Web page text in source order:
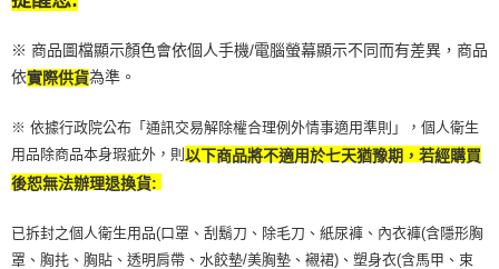
時審查核予不同之上限額度；若仍有額度不足之情形，本公司將視審查結果
請求用戶進行身份認證。
５．嚴禁一人註冊多個帳號或使用他人資訊註冊。若發現惡意使用之情形，
每筆NT$100，滿NT$790(含以上)免運費
付款後寶雅門市自取(由倉庫統一出貨)
每筆NT$80，滿NT$290(含以上)免運費
※ 商品圖檔顯示顏色會依個人手機/電腦螢幕顯示不同而有差異，商品
依實際供貨為準。
※ 依據行政院公布「通訊交易解除權合理例外情事適用準則」，個人衛生
用品除商品本身瑕疵外，則 以下商品將不適用於七天猶豫期，若經購買
後恕無法辦理退換貨:
已拆封之個人衛生用品(口罩、刮鬍刀、除毛刀、紙尿褲、內衣褲(含隱形胸
罩、胸扥、胸貼、透明肩帶、水餃墊/美胸墊、襯裙)、塑身衣(含馬甲、束